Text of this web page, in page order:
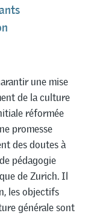
une mise
de la culture
réformée
promesse
des doutes à
pédagogie
de Zurich. Il
les objectifs
générale sont